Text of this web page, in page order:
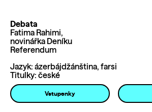
Debata
Fatima Rahimi,
novinářka Deníku
Referendum
Jazyk: ázerbájdžánština, farsi
Titulky: české
Vstupenky